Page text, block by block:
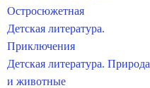
Остросюжетная
Детская литература.
Приключения
Детская литература. Природа
и животные